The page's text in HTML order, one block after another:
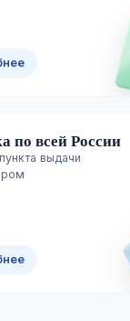
неделю
— успейте
по всей России
выдачи